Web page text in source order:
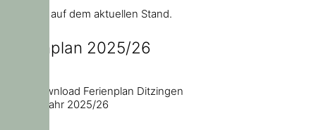
jederzeit auf dem aktuellen Stand.
Ferienplan 2025/26